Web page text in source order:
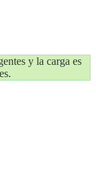
y la carga es